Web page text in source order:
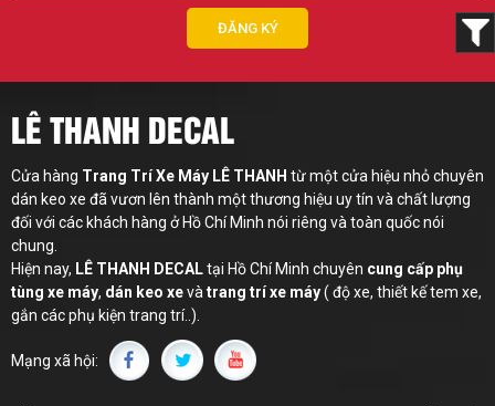
LÊ THANH DECAL
Cửa hàng Trang Trí Xe Máy LÊ THANH từ một cửa hiệu nhỏ chuyên
dán keo xe đã vươn lên thành một thương hiệu uy tín và chất lượng
đối với các khách hàng ở Hồ Chí Minh nói riêng và toàn quốc nói
chung.
Hiện nay, LÊ THANH DECALtại Hồ Chí Minh chuyên cung cấp phụ
tùng xe máy, dán keo xevàtrang trí xe máy( độ xe, thiết kế tem xe,
gắn các phụ kiện trang trí..).
Mạng xã hội: